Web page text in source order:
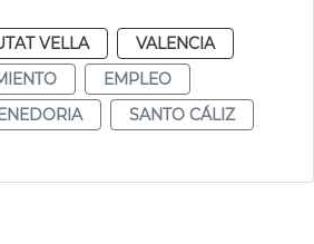
VELLA
VALENCIA
EMPLEO
SANTO CÁLIZ